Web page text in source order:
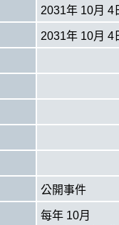
2031年 10月
2031年 10月
公開事件
每年 10月